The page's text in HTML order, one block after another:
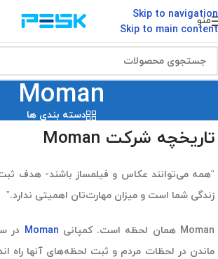
Skip to navigation
Skip to main content
منو
Moman
دسته بندی ها
تاریخچه شرکت Moman
زندگی شما است و میزان مهارت‌تان اهمیتی ندارد.”
Moman همان لحظه است. کمپانی Moman
ماندن در لحظات مردم و ثبت لحظه‌های آنها راه